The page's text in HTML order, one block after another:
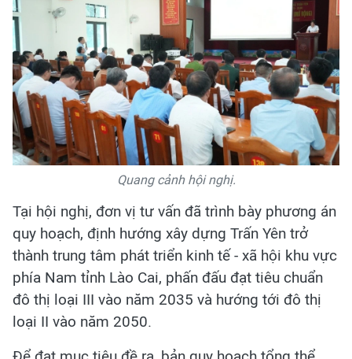
Quang cảnh hội nghị.
Tại hội nghị, đơn vị tư vấn đã trình bày phương án
quy hoạch, định hướng xây dựng Trấn Yên trở
thành trung tâm phát triển kinh tế - xã hội khu vực
phía Nam tỉnh Lào Cai, phấn đấu đạt tiêu chuẩn
đô thị loại III vào năm 2035 và hướng tới đô thị
loại II vào năm 2050.